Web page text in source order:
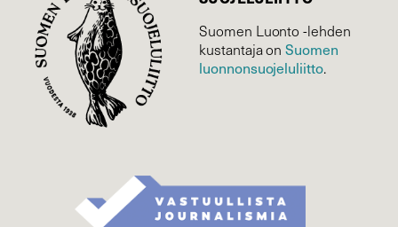
Suomen Luonto -lehden
kustantaja onSuomen
luonnonsuojelu­liitto.